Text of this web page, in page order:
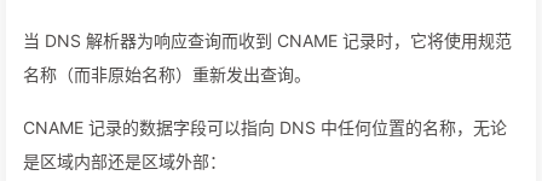
当 DNS 解析器为响应查询而收到 CNAME 记录时，它将使用规范
名称（而非原始名称）重新发出查询。
CNAME 记录的数据字段可以指向 DNS 中任何位置的名称，无论
是区域内部还是区域外部：